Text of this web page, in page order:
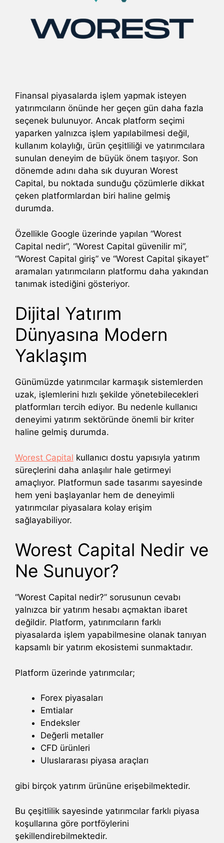
Finansal piyasalarda işlem yapmak isteyen
yatırımcıların önünde her geçen gün daha fazla
seçenek bulunuyor. Ancak platform seçimi
yaparken yalnızca işlem yapılabilmesi değil,
kullanım kolaylığı, ürün çeşitliliği ve yatırımcılara
sunulan deneyim de büyük önem taşıyor. Son
dönemde adını daha sık duyuran Worest
Capital, bu noktada sunduğu çözümlerle dikkat
çeken platformlardan biri haline gelmiş
durumda.
Özellikle Google üzerinde yapılan “Worest
Capital nedir”, “Worest Capital güvenilir mi”,
“Worest Capital giriş” ve “Worest Capital şikayet”
aramaları yatırımcıların platformu daha yakından
tanımak istediğini gösteriyor.
Dijital Yatırım
Dünyasına Modern
Yaklaşım
Günümüzde yatırımcılar karmaşık sistemlerden
uzak, işlemlerini hızlı şekilde yönetebilecekleri
platformları tercih ediyor. Bu nedenle kullanıcı
deneyimi yatırım sektöründe önemli bir kriter
haline gelmiş durumda.
Worest Capital kullanıcı dostu yapısıyla yatırım
süreçlerini daha anlaşılır hale getirmeyi
amaçlıyor. Platformun sade tasarımı sayesinde
hem yeni başlayanlar hem de deneyimli
yatırımcılar piyasalara kolay erişim
sağlayabiliyor.
Worest Capital Nedir ve
Ne Sunuyor?
“Worest Capital nedir?” sorusunun cevabı
yalnızca bir yatırım hesabı açmaktan ibaret
değildir. Platform, yatırımcıların farklı
piyasalarda işlem yapabilmesine olanak tanıyan
kapsamlı bir yatırım ekosistemi sunmaktadır.
Platform üzerinde yatırımcılar;
Forex piyasaları
Emtialar
Endeksler
Değerli metaller
CFD ürünleri
Uluslararası piyasa araçları
gibi birçok yatırım ürününe erişebilmektedir.
Bu çeşitlilik sayesinde yatırımcılar farklı piyasa
koşullarına göre portföylerini
şekillendirebilmektedir.